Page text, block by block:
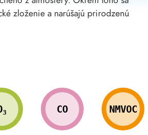
zloženie a narúšajú prirodzenú
3 CO NMVOC